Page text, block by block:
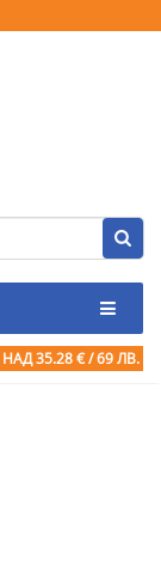
НАД 35.28 € / 69 ЛВ.